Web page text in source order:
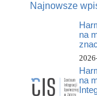
Najnowsze
na
na